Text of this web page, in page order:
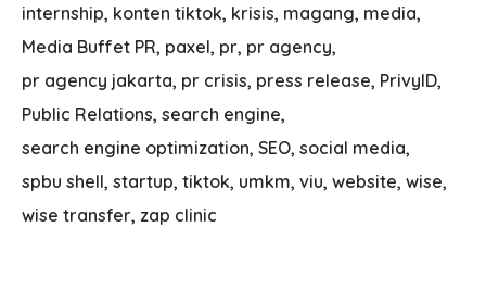
internship konten tiktok krisis magang media
Media Buffet PR paxel pr pr agency
pr agency jakarta pr crisis press release PrivyID
Public Relations search engine
search engine optimization SEO social media
spbu shell startup tiktok umkm viu website wise
wise transfer zap clinic